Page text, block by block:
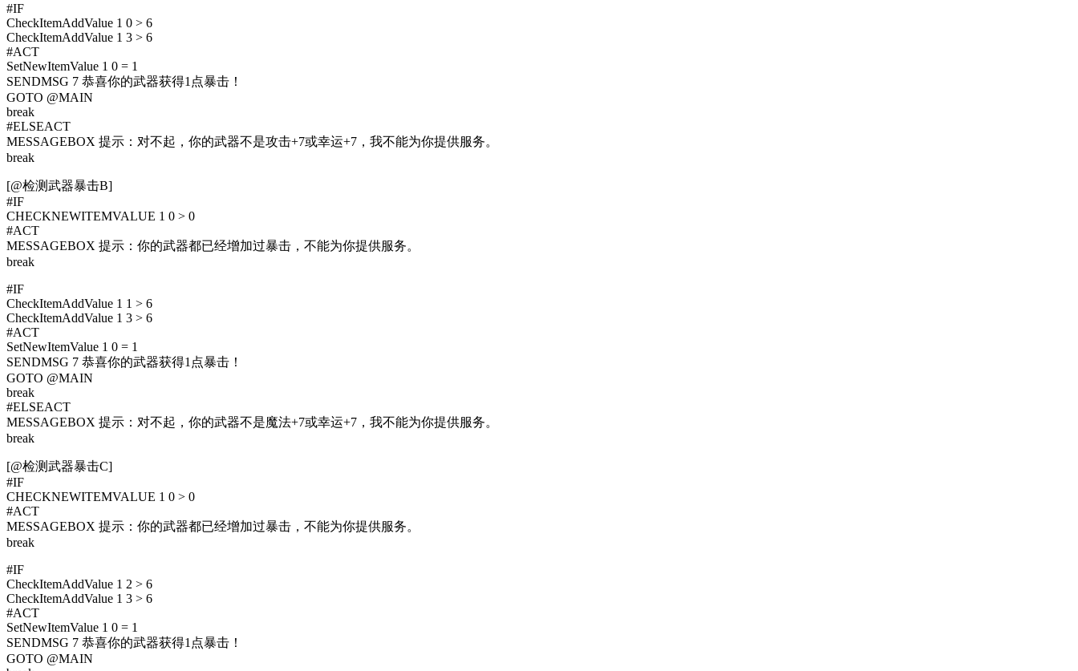
#IF
CheckItemAddValue 1 0 > 6
CheckItemAddValue 1 3 > 6
#ACT
SetNewItemValue 1 0 = 1
SENDMSG 7 恭喜你的武器获得1点暴击！
GOTO @MAIN
break
#ELSEACT
MESSAGEBOX 提示：对不起，你的武器不是攻击+7或幸运+7，我不能为你提供服务。
break
[@检测武器暴击B]
#IF
CHECKNEWITEMVALUE 1 0 > 0
#ACT
MESSAGEBOX 提示：你的武器都已经增加过暴击，不能为你提供服务。
break
#IF
CheckItemAddValue 1 1 > 6
CheckItemAddValue 1 3 > 6
#ACT
SetNewItemValue 1 0 = 1
SENDMSG 7 恭喜你的武器获得1点暴击！
GOTO @MAIN
break
#ELSEACT
MESSAGEBOX 提示：对不起，你的武器不是魔法+7或幸运+7，我不能为你提供服务。
break
[@检测武器暴击C]
#IF
CHECKNEWITEMVALUE 1 0 > 0
#ACT
MESSAGEBOX 提示：你的武器都已经增加过暴击，不能为你提供服务。
break
#IF
CheckItemAddValue 1 2 > 6
CheckItemAddValue 1 3 > 6
#ACT
SetNewItemValue 1 0 = 1
SENDMSG 7 恭喜你的武器获得1点暴击！
GOTO @MAIN